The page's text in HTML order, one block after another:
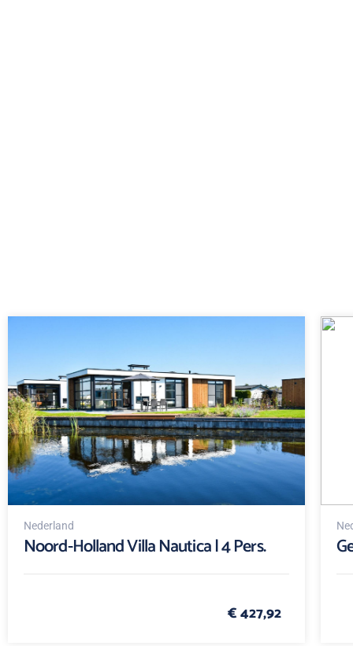
Nederland
Noord-Holland Villa Nautica | 4 Pers.
€ 427,92